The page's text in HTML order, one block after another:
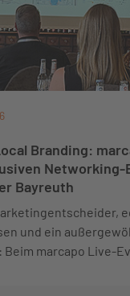
Branding:
Networking-
Bayreuth
und ein
marcapo Live-